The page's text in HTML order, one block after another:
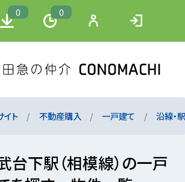
0 0
ト 不動産購入 一戸建て 沿線・
台下駅（相模線）の一戸